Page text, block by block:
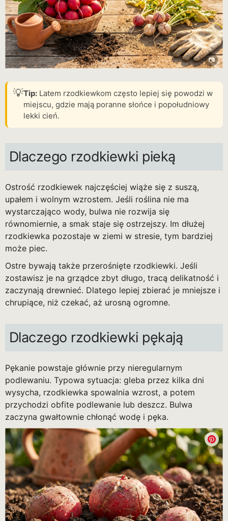
💡Tip: Latem rzodkiewkom często lepiej się powodzi w
miejscu, gdzie mają poranne słońce i popołudniowy
lekki cień.
Dlaczego rzodkiewki pieką
Ostrość rzodkiewek najczęściej wiąże się z suszą,
upałem i wolnym wzrostem. Jeśli roślina nie ma
wystarczająco wody, bulwa nie rozwija się
równomiernie, a smak staje się ostrzejszy. Im dłużej
rzodkiewka pozostaje w ziemi w stresie, tym bardziej
może piec.
Ostre bywają także przerośnięte rzodkiewki. Jeśli
zostawisz je na grządce zbyt długo, tracą delikatność i
zaczynają drewnieć. Dlatego lepiej zbierać je mniejsze i
chrupiące, niż czekać, aż urosną ogromne.
Dlaczego rzodkiewki pękają
Pękanie powstaje głównie przy nieregularnym
podlewaniu. Typowa sytuacja: gleba przez kilka dni
wysycha, rzodkiewka spowalnia wzrost, a potem
przychodzi obfite podlewanie lub deszcz. Bulwa
zaczyna gwałtownie chłonąć wodę i pęka.